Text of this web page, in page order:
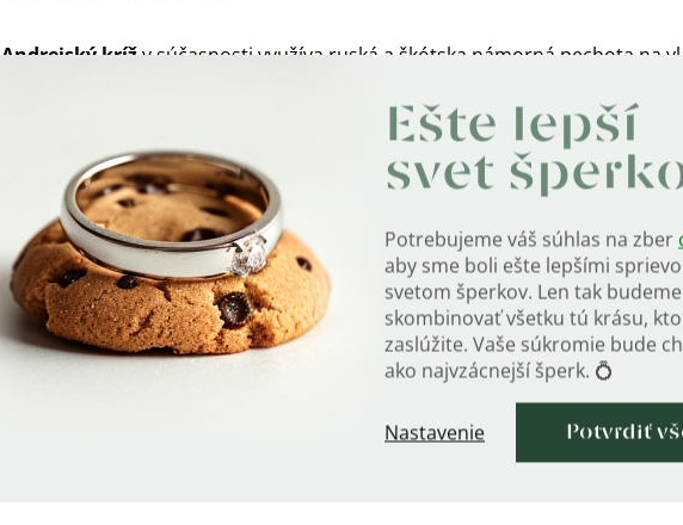
Ešte lepší
svet
Potrebujeme váš súhlas na zber
aby sme boli ešte lepšími
svetom šperkov. Len tak
skombinovať všetku tú krásu,
zaslúžite. Vaše súkromie bude
ako najvzácnejší šperk. 💍
Nastavenie Potvrdiť
Andrejský krížv súčasnosti využíva ruská a škótska námorná pechota na
Grécky rovnoramenný kríž
sa používa vo východných obradoch a bol
pôdorysom pre mnohé byzantské a sýrske stavby.
Latinský kríž vznikol z gréckeho kríža predĺžením spodného ramena.
západnom obrade a je obľúbený medzi románskymi a gotickými kostolmi.
Jeruzalemský veľký rovnoramenný kríž
so štyrmi malými krížikmi, ktoré
do rohov veľkého kríža symbolizuje Krista a malé kríže predstavujú
Špekuluje sa, že to môže predstavovať päť Kristových rán. Figuroval v
výpravách ako symbol Rytierskeho rádu Svätého hrobu. Dnes sa využíva